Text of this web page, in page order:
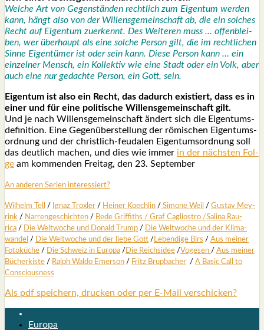
Wel­che Art von Gegen­stän­den recht­lich zum Eigen­tum wer­den
kann, hängt also von der Wil­lens­ge­mein­schaft ab, die ein sol­ches
Recht auf Eigen­tum zuer­kennt. Des Wei­te­ren muss … offen­blei­
ben, wer über­haupt als eine sol­che Per­son gilt, die im recht­li­chen
Sin­ne Eigen­tü­mer ist oder sein kann. Die­se Per­son kann … ein
ein­zel­ner Mensch, ein Kol­lek­tiv wie eine Stadt oder ein Volk, aber
auch eine nur gedach­te Per­son, ein Gott, sein.
Eigen­tum ist also ein Recht, das dadurch exis­tiert, dass es in
einer und für eine poli­ti­sche Wil­lens­ge­mein­schaft gilt.
Und je nach Wil­lens­ge­mein­schaft ändert sich die Eigen­tums­
de­fi­ni­ti­on. Eine Gegen­über­stel­lung der römi­schen Eigen­tums­
ord­nung und der christ­lich-feu­da­len Eigen­tums­ord­nung soll
das deut­lich machen, und dies wie immer in der nächs­ten Fol­
ge am kom­men­den Frei­tag, den 23. Sep­tem­ber
An ande­ren Seri­en inter­es­siert?
Wil­helm Tell / Ignaz Trox­ler / Hei­ner Koech­lin / Simo­ne Weil / Gus­tav Mey­
rink / Nar­ren­ge­schich­ten / Bede Grif­fiths / Graf Cagli­os­tro /Sali­na Rau­
rica / Die Welt­wo­che und Donald Trump / Die Welt­wo­che und der Kli­ma­
wan­del / Die Welt­wo­che und der lie­be Gott /Leben­di­ge Birs / Aus mei­ner
Foto­kü­che / Die Schweiz in Euro­pa /Die Reichs­idee /Voge­sen / Aus mei­ner
Bücher­kis­te / Ralph Wal­do Emer­son / Fritz Brup­ba­cher / A Basic Call to
Con­scious­ness
Als pdf speichern, drucken oder per E-Mail verschicken?
Europa